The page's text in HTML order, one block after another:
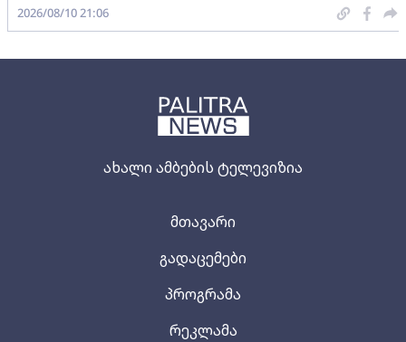
ახალი ამბების ტელევიზია
მთავარი
გადაცემები
პროგრამა
რეკლამა
2026/08/10 21:06